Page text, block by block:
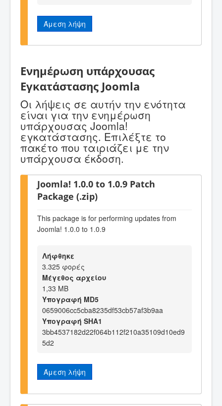
Άμεση λήψη
Ενημέρωση υπάρχουσας
Εγκατάστασης Joomla
Οι λήψεις σε αυτήν την ενότητα
είναι για την ενημέρωση
υπάρχουσας Joomla!
εγκατάστασης. Επιλέξτε το
πακέτο που ταιριάζει με την
υπάρχουσα έκδοση.
Joomla! 1.0.0 to 1.0.9 Patch
Package (.zip)
This package is for performing updates from
Joomla! 1.0.0 to 1.0.9
Λήφθηκε
3.325 φορές
Μέγεθος αρχείου
1,33 MB
Υπογραφή MD5
0659006cc5cba8235df53cb57af3b9aa
Υπογραφή SHA1
3bb4537182d22f064b112f210a35109d10ed9
5d2
Άμεση λήψη